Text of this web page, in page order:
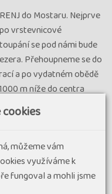
do Mostaru. Nejprve
vrstevnicové
se pod námi bude
Přehoupneme se do
a po vydatném obědě
m níže do centra
m). Nocleh v hotelu.
se po známém,
znovu postaveném
UNESCO) a při tradiční
vrhající se z mostu
můžeme vám
využíváme k
fungoval a mohli jsme